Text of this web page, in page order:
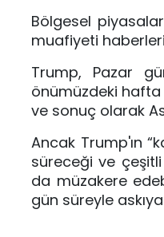
Bölgesel
muafiyeti
Trump, Pazar
önümüzdeki hafta
ve sonuç olarak
Ancak Trump'ın
süreceği ve
da müzakere
gün süreyle